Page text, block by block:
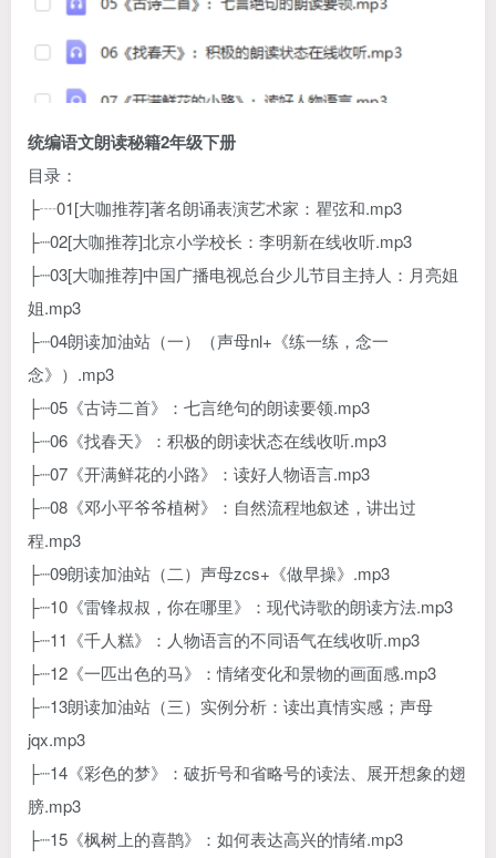
统编语文朗读秘籍2年级下册
目录：
├┈01[大咖推荐]著名朗诵表演艺术家：瞿弦和.mp3
├┈02[大咖推荐]北京小学校长：李明新在线收听.mp3
├┈03[大咖推荐]中国广播电视总台少儿节目主持人：月亮姐
姐.mp3
├┈04朗读加油站（一）（声母nl+《练一练，念一
念》）.mp3
├┈05《古诗二首》：七言绝句的朗读要领.mp3
├┈06《找春天》：积极的朗读状态在线收听.mp3
├┈07《开满鲜花的小路》：读好人物语言.mp3
├┈08《邓小平爷爷植树》：自然流程地叙述，讲出过
程.mp3
├┈09朗读加油站（二）声母zcs+《做早操》.mp3
├┈10《雷锋叔叔，你在哪里》：现代诗歌的朗读方法.mp3
├┈11《千人糕》：人物语言的不同语气在线收听.mp3
├┈12《一匹出色的马》：情绪变化和景物的画面感.mp3
├┈13朗读加油站（三）实例分析：读出真情实感；声母
jqx.mp3
├┈14《彩色的梦》：破折号和省略号的读法、展开想象的翅
膀.mp3
├┈15《枫树上的喜鹊》：如何表达高兴的情绪.mp3